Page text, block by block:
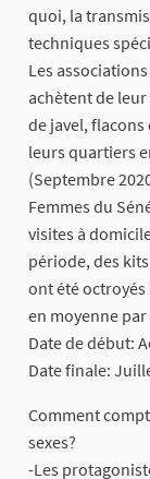
quoi, la
techniques
Les
achètent de
de javel,
leurs quartiers
(Septembre
Femmes du
visites à
période, des
ont été octroyés
en moyenne
Date de début:
Date finale:
Comment
sexes?
-Les